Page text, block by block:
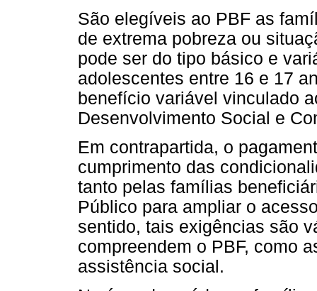
São elegíveis ao PBF as
de extrema pobreza ou
pode ser do tipo básico e
adolescentes entre 16 e 17
benefício variável vinculado
Desenvolvimento Social e
Em contrapartida, o
cumprimento das
tanto pelas famílias
Público para ampliar o
sentido, tais exigências são
compreendem o PBF, como
assistência social.